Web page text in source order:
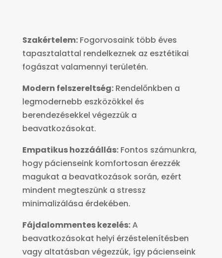
Szakértelem:Fogorvosaink több éves
tapasztalattal rendelkeznek az esztétikai
fogászat valamennyi területén.
Modern felszereltség:Rendelőnkben a
legmodernebb eszközökkel és
berendezésekkel végezzük a
beavatkozásokat.
Empatikus hozzáállás:Fontos számunkra,
hogy pácienseink komfortosan érezzék
magukat a beavatkozások során, ezért
mindent megteszünk a stressz
minimalizálása érdekében.
Fájdalommentes kezelés:A
beavatkozásokat helyi érzéstelenítésben
vagy altatásban végezzük, így pácienseink